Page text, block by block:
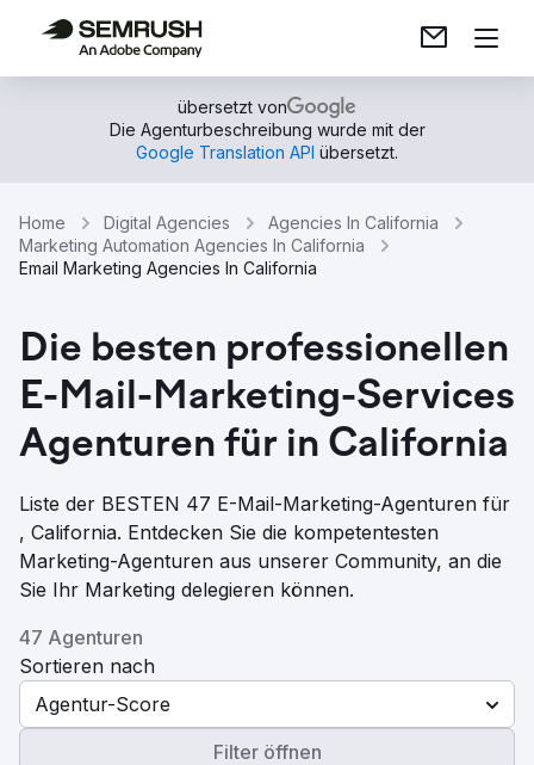
übersetzt von
Die Agenturbeschreibung wurde mit der
Google Translation API übersetzt.
Home Digital Agencies
Agencies In California
Marketing Automation Agencies In California
Email Marketing Agencies In California
Die besten professionellen
E-Mail-Marketing-Services
Agenturen für in California
Liste der BESTEN 47 E-Mail-Marketing-Agenturen für
, California. Entdecken Sie die kompetentesten
Marketing-Agenturen aus unserer Community, an die
Sie Ihr Marketing delegieren können.
47 Agenturen
Sortieren nach
Agentur-Score
Filter öffnen